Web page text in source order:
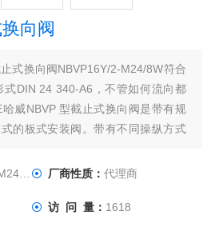
向阀
式换向阀NBVP16Y/2-M24/8W符合
式DIN 24 340-A6，不管如何流向都
威NBVP 型截止式换向阀是带有规
的板式安装阀。带有不同操纵方式
8W 厂商性质： 代理商
访 问 量： 1618